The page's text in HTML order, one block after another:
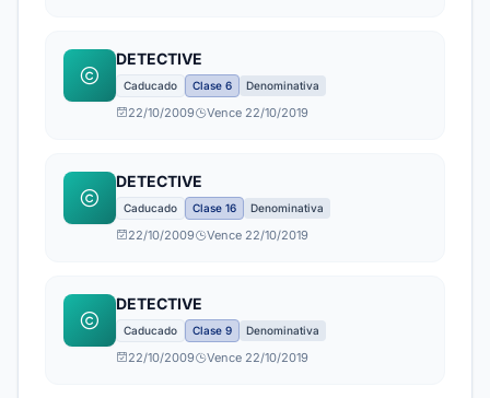
DETECTIVE
Caducado Clase 6 Denominativa
22/10/2009 Vence 22/10/2019
DETECTIVE
Caducado Clase 16 Denominativa
22/10/2009 Vence 22/10/2019
DETECTIVE
Caducado Clase 9 Denominativa
22/10/2009 Vence 22/10/2019